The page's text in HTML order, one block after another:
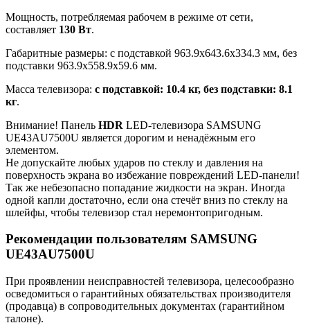
Мощность, потребляемая рабочем в режиме от сети,
составляет 130 Вт.
Габаритные размеры: с подставкой 963.9x643.6x334.3 мм, без
подставки 963.9x558.9x59.6 мм.
Масса телевизора: с подставкой: 10.4 кг, без подставки: 8.1
кг.
Внимание! Панель HDR LED-телевизора SAMSUNG
UE43AU7500U является дорогим и ненадёжным его
элементом.
Не допускайте любых ударов по стеклу и давления на
поверхность экрана во избежание повреждений LED-панели!
Так же небезопасно попадание жидкости на экран. Иногда
одной капли достаточно, если она стечёт вниз по стеклу на
шлейфы, чтобы телевизор стал неремонтопригодным.
Рекомендации пользователям SAMSUNG
UE43AU7500U
При проявлении неисправностей телевизора, целесообразно
осведомиться о гарантийных обязательствах производителя
(продавца) в сопроводительных документах (гарантийном
талоне).